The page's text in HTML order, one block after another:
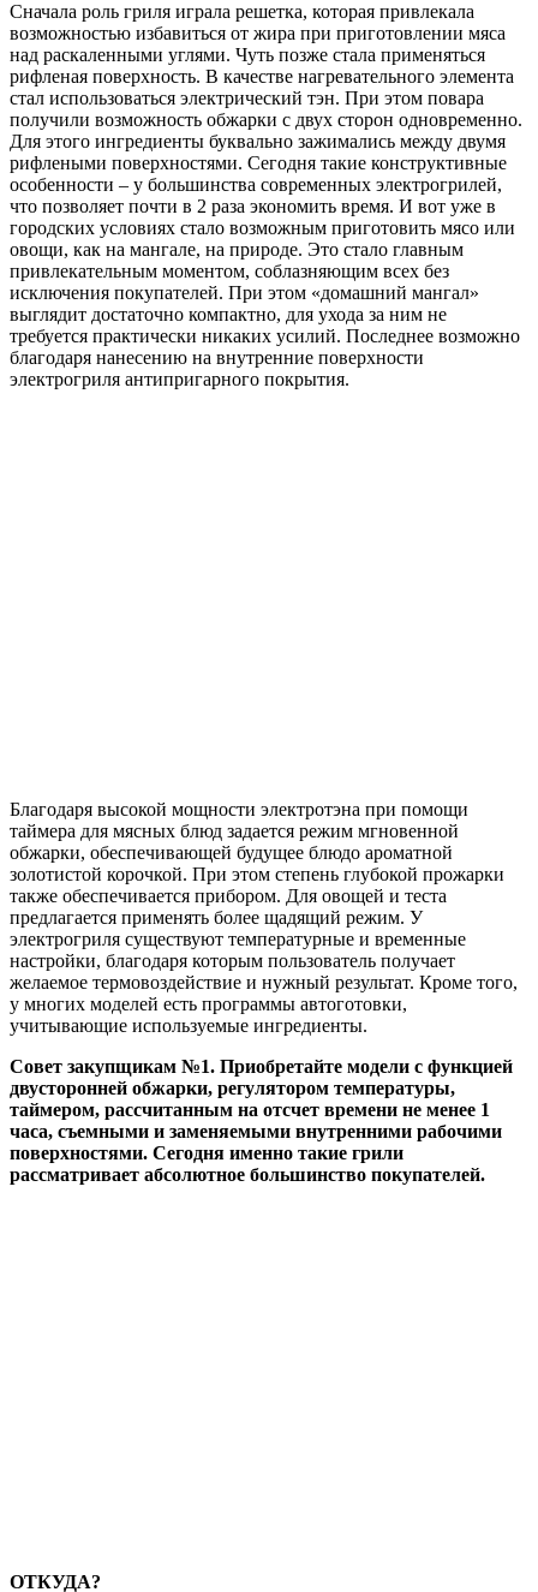
Сначала роль гриля играла решетка, которая привлекала
возможностью избавиться от жира при приготовлении мяса
над раскаленными углями. Чуть позже стала применяться
рифленая поверхность. В качестве нагревательного элемента
стал использоваться электрический тэн. При этом повара
получили возможность обжарки с двух сторон одновременно.
Для этого ингредиенты буквально зажимались между двумя
рифлеными поверхностями. Сегодня такие конструктивные
особенности – у большинства современных электрогрилей,
что позволяет почти в 2 раза экономить время. И вот уже в
городских условиях стало возможным приготовить мясо или
овощи, как на мангале, на природе. Это стало главным
привлекательным моментом, соблазняющим всех без
исключения покупателей. При этом «домашний мангал»
выглядит достаточно компактно, для ухода за ним не
требуется практически никаких усилий. Последнее возможно
благодаря нанесению на внутренние поверхности
электрогриля антипригарного покрытия.
Благодаря высокой мощности электротэна при помощи
таймера для мясных блюд задается режим мгновенной
обжарки, обеспечивающей будущее блюдо ароматной
золотистой корочкой. При этом степень глубокой прожарки
также обеспечивается прибором. Для овощей и теста
предлагается применять более щадящий режим. У
электрогриля существуют температурные и временные
настройки, благодаря которым пользователь получает
желаемое термовоздействие и нужный результат. Кроме того,
у многих моделей есть программы автоготовки,
учитывающие используемые ингредиенты.
Совет закупщикам №1. Приобретайте модели с функцией
двусторонней обжарки, регулятором температуры,
таймером, рассчитанным на отсчет времени не менее 1
часа, съемными и заменяемыми внутренними рабочими
поверхностями. Сегодня именно такие грили
рассматривает абсолютное большинство покупателей.
ОТКУДА?